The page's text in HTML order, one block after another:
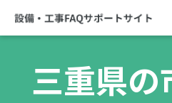
三重県の